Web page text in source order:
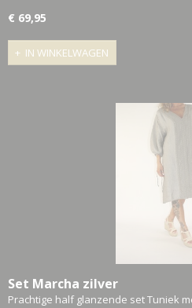
€ 69,95
IN WINKELWAGEN
Set Marcha zilver
Prachtige half glanzende set Tuniek